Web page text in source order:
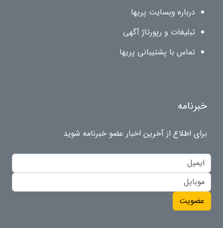
درباره وبسایت پریها
تبلیغات و رپورتاژ آگهی
تماس با پشتیبانی پریها
خبرنامه
برای اطلاع از آخرین اخبار عضو خبرنامه شوید
عضویت